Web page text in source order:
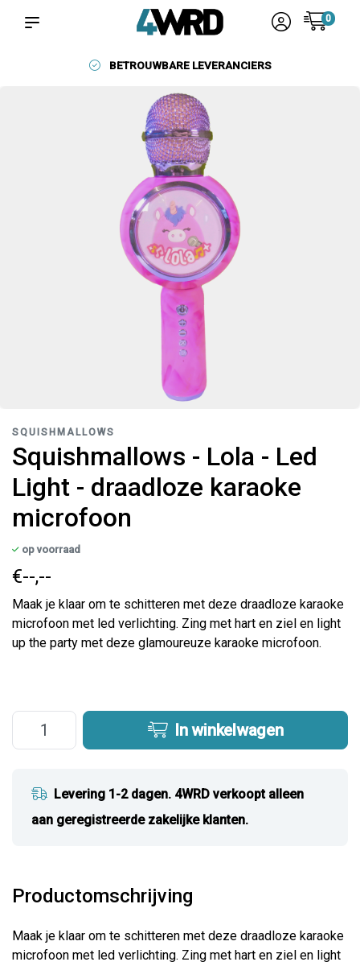
0
BETROUWBARE LEVERANCIERS
SQUISHMALLOWS
Squishmallows - Lola - Led
Light - draadloze karaoke
microfoon
op voorraad
€--,--
Maak je klaar om te schitteren met deze draadloze karaoke
microfoon met led verlichting. Zing met hart en ziel en light
up the party met deze glamoureuze karaoke microfoon.
In winkelwagen
Levering 1-2 dagen. 4WRD verkoopt alleen
aan geregistreerde zakelijke klanten.
Productomschrijving
Maak je klaar om te schitteren met deze draadloze karaoke
microfoon met led verlichting. Zing met hart en ziel en light